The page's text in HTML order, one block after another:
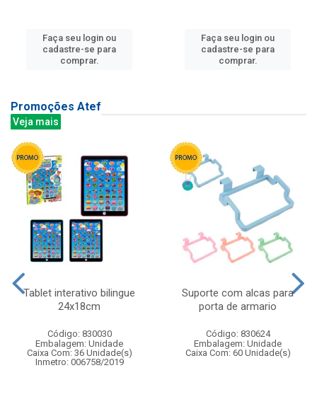
Faça seu login ou
cadastre-se para
comprar.
Faça seu login ou
cadastre-se para
comprar.
Promoções Atef
Veja mais
Tablet interativo bilingue
24x18cm
Código: 830030
Embalagem: Unidade
Caixa Com: 36 Unidade(s)
Inmetro: 006758/2019
Suporte com alcas para
porta de armario
Código: 830624
Embalagem: Unidade
Caixa Com: 60 Unidade(s)